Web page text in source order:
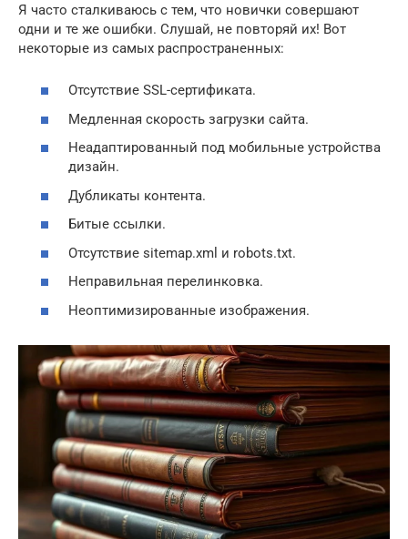
Я часто сталкиваюсь с тем, что новички совершают
одни и те же ошибки. Слушай, не повторяй их! Вот
некоторые из самых распространенных:
Отсутствие SSL-сертификата.
Медленная скорость загрузки сайта.
Неадаптированный под мобильные устройства
дизайн.
Дубликаты контента.
Битые ссылки.
Отсутствие sitemap.xml и robots.txt.
Неправильная перелинковка.
Неоптимизированные изображения.